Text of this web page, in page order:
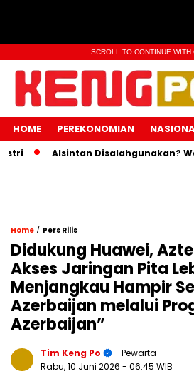
SCROLL TO CONTINUE WITH
HOME PEREKONOMIAN
Alsintan Disalahgunakan?
Home / Pers Rilis
Didukung Huawei,
Akses Jaringan Pita
Menjangkau Hampir
Azerbaijan melalui
Azerbaijan”
Tim Keng Po
- Pewarta
Rabu, 10 Juni 2026 - 06:45 WIB